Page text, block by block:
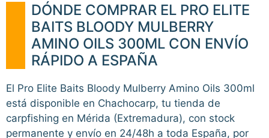
DÓNDE COMPRAR EL PRO ELITE
BAITS BLOODY MULBERRY
AMINO OILS 300ML CON ENVÍO
RÁPIDO A ESPAÑA
El Pro Elite Baits Bloody Mulberry Amino Oils 300ml
está disponible en Chachocarp, tu tienda de
carpfishing en Mérida (Extremadura), con stock
permanente y envío en 24/48h a toda España, por